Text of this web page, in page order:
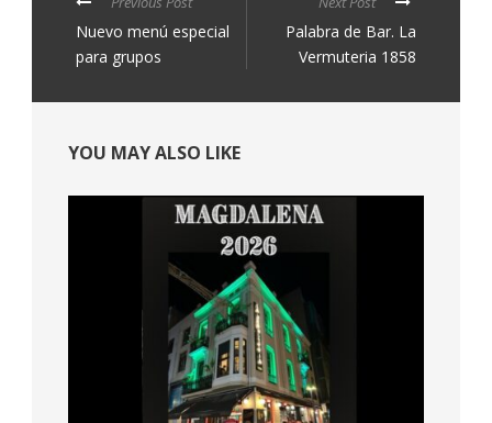
Nuevo menú especial
para grupos
Palabra de Bar. La
Vermuteria 1858
YOU MAY ALSO LIKE